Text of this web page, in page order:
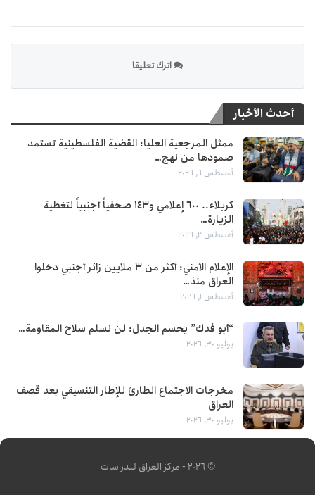
اترك تعليقا
أحدث الأخبار
ممثل المرجعية العليا: القضية الفلسطينية تستمد
صمودها من نهج…
أغسطس 6, 2026
كربلاء.. 600 إعلامي و143 صحفياً أجنبياً لتغطية
الزيارة…
أغسطس 2, 2026
الإعلام الأمني: أكثر من 3 ملايين زائر أجنبي دخلوا
العراق منذ…
أغسطس 1, 2026
“أبو فدك” يحسم الجدل: لن نسلم سلاح المقاومة…
يوليو 30, 2026
مخرجات الاجتماع الطارئ للإطار التنسيقي بعد قصف
العراق
يوليو 30, 2026
© 2026 - مركز العراق للدراسات